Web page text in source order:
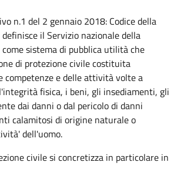
n.1 del 2 gennaio 2018: Codice della
il Servizio nazionale della
sistema di pubblica utilità che
di protezione civile costituita
competenze e delle attività volte a
fisica, i beni, gli insediamenti, gli
dai danni o dal pericolo di danni
calamitosi di origine naturale o
dell'uomo.
civile si concretizza in particolare in